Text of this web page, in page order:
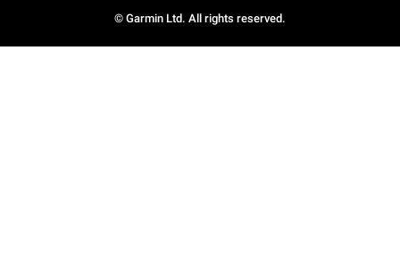
© Garmin Ltd. All rights reserved.